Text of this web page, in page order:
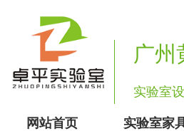
广州
实验室
网站首页 实验室家